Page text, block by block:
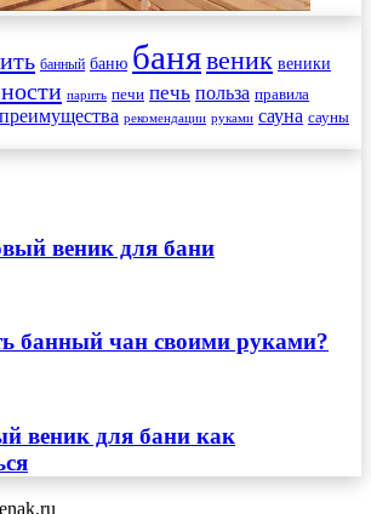
банный баню банявеник веники
парить печи печь польза правила
преимущества рекомендации руками сауна сауны
веник для бани
банный чан своими руками?
веник для бани как